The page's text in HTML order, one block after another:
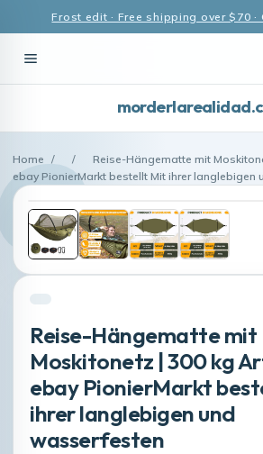
Frost edit · Free shipping over $70
Home / /
Reise-Hängematte mit
ebay PionierMarkt bestellt Mit ihrer langlebigen
Reise-Hängematte mit
Moskitonetz | 300 kg
ebay PionierMarkt
ihrer langlebigen und
wasserfesten